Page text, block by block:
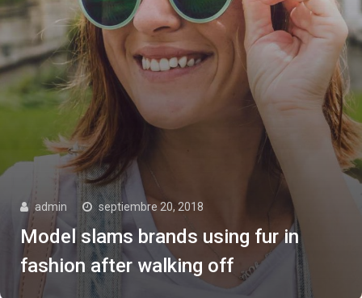
admin septiembre 20, 2018
Model slams brands using fur in
fashion after walking off